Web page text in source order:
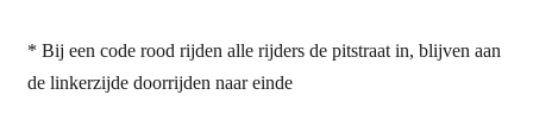
* Bij een code rood rijden alle rijders de pitstraat in, blijven aan
de linkerzijde doorrijden naar einde